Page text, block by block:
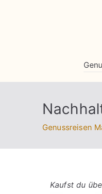
Genussreisen
Kaufst du